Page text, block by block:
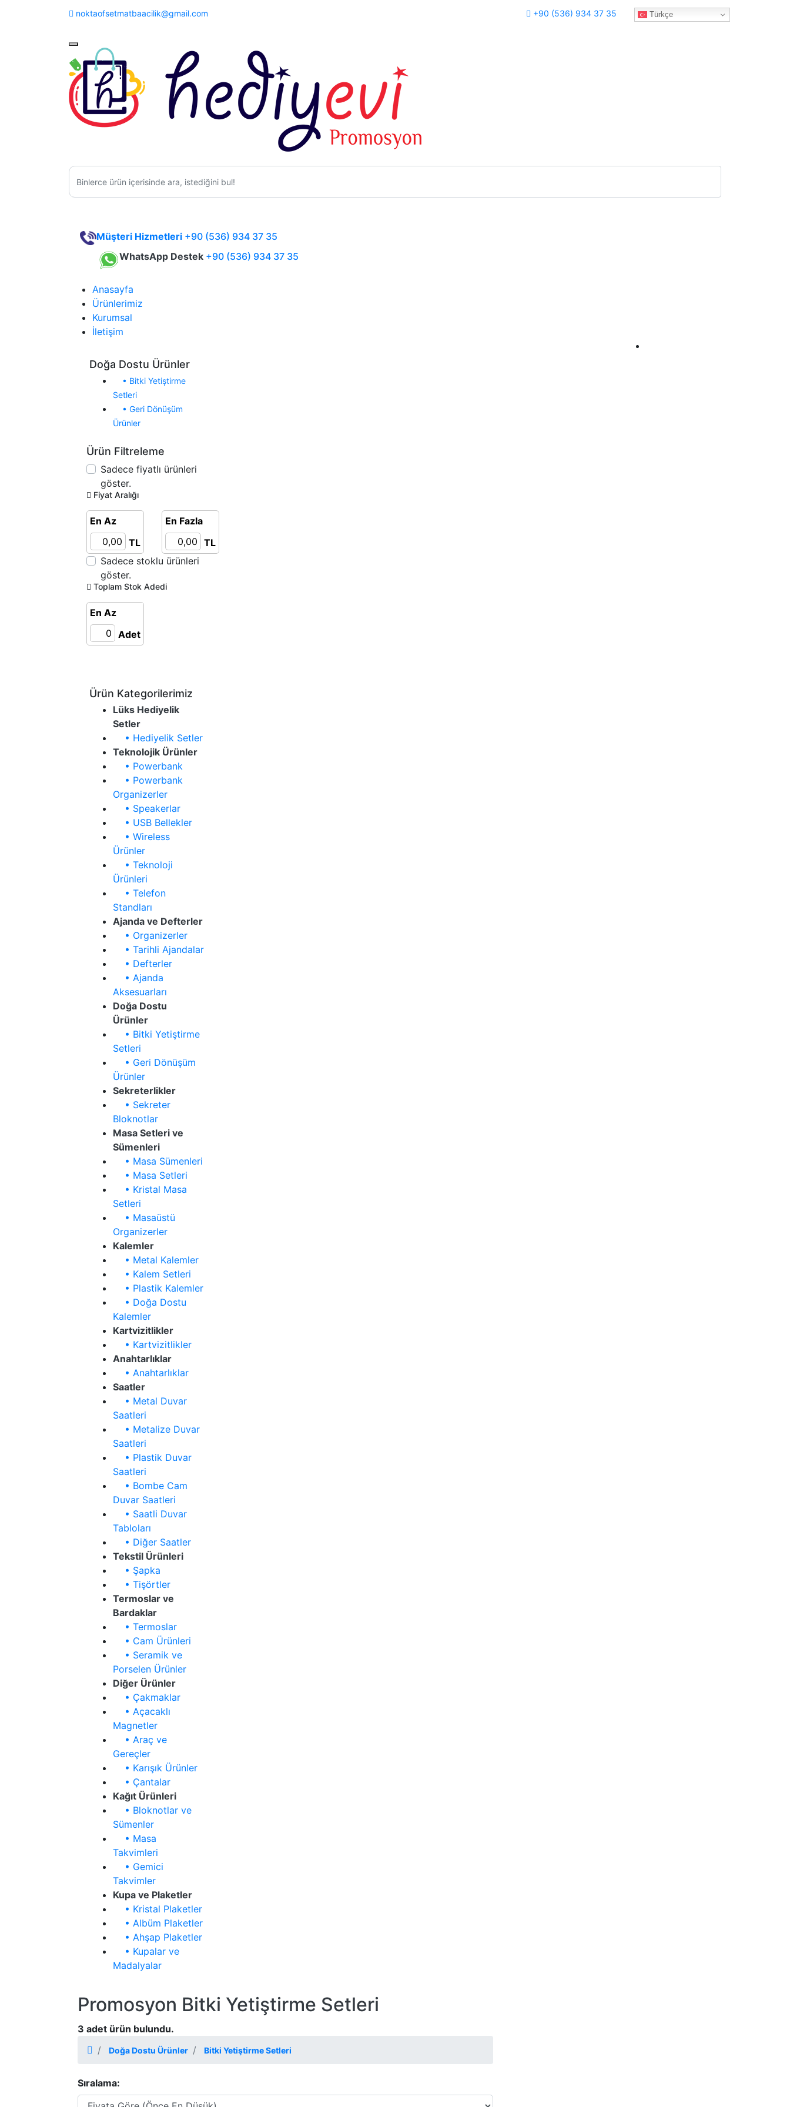
noktaofsetmatbaacilik@gmail.com +90 (536) 934 37 35 Türkçe
Müşteri Hizmetleri +90 (536) 934 37 35
WhatsApp Destek +90 (536) 934 37 35
Anasayfa
Ürünlerimiz
Kurumsal
İletişim
Doğa Dostu Ürünler
• Bitki Yetiştirme
Setleri
• Geri Dönüşüm
Ürünler
Ürün Filtreleme
Sadece fiyatlı ürünleri
göster.
Fiyat Aralığı
En Az
TL
En Fazla
TL
Sadece stoklu ürünleri
göster.
Toplam Stok Adedi
En Az
Adet
Ürün Kategorilerimiz
Lüks Hediyelik
Setler
• Hediyelik Setler
Teknolojik Ürünler
• Powerbank
• Powerbank
Organizerler
• Speakerlar
• USB Bellekler
• Wireless
Ürünler
• Teknoloji
Ürünleri
• Telefon
Standları
Ajanda ve Defterler
• Organizerler
• Tarihli Ajandalar
• Defterler
• Ajanda
Aksesuarları
Doğa Dostu
Ürünler
• Bitki Yetiştirme
Setleri
• Geri Dönüşüm
Ürünler
Sekreterlikler
• Sekreter
Bloknotlar
Masa Setleri ve
Sümenleri
• Masa Sümenleri
• Masa Setleri
• Kristal Masa
Setleri
• Masaüstü
Organizerler
Kalemler
• Metal Kalemler
• Kalem Setleri
• Plastik Kalemler
• Doğa Dostu
Kalemler
Kartvizitlikler
• Kartvizitlikler
Anahtarlıklar
• Anahtarlıklar
Saatler
• Metal Duvar
Saatleri
• Metalize Duvar
Saatleri
• Plastik Duvar
Saatleri
• Bombe Cam
Duvar Saatleri
• Saatli Duvar
Tabloları
• Diğer Saatler
Tekstil Ürünleri
• Şapka
• Tişörtler
Termoslar ve
Bardaklar
• Termoslar
• Cam Ürünleri
• Seramik ve
Porselen Ürünler
Diğer Ürünler
• Çakmaklar
• Açacaklı
Magnetler
• Araç ve
Gereçler
• Karışık Ürünler
• Çantalar
Kağıt Ürünleri
• Bloknotlar ve
Sümenler
• Masa
Takvimleri
• Gemici
Takvimler
Kupa ve Plaketler
• Kristal Plaketler
• Albüm Plaketler
• Ahşap Plaketler
• Kupalar ve
Madalyalar
Promosyon Bitki Yetiştirme Setleri
3 adet ürün bulundu.
Doğa Dostu Ürünler Bitki Yetiştirme Setleri
Sıralama: